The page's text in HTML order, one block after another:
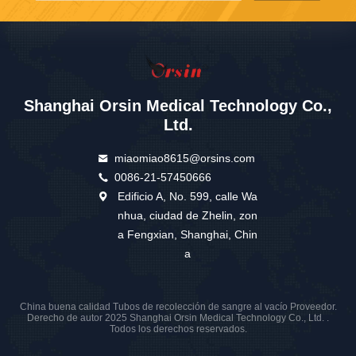
Shanghai Orsin Medical Technology Co.,
Ltd.
miaomiao8615@orsins.com
0086-21-57450666
Edificio A, No. 599, calle Wa
nhua, ciudad de Zhelin, zon
a Fengxian, Shanghai, Chin
a
China buena calidad Tubos de recolección de sangre al vacío Proveedor.
Derecho de autor 2025 Shanghai Orsin Medical Technology Co., Ltd. .
Todos los derechos reservados.